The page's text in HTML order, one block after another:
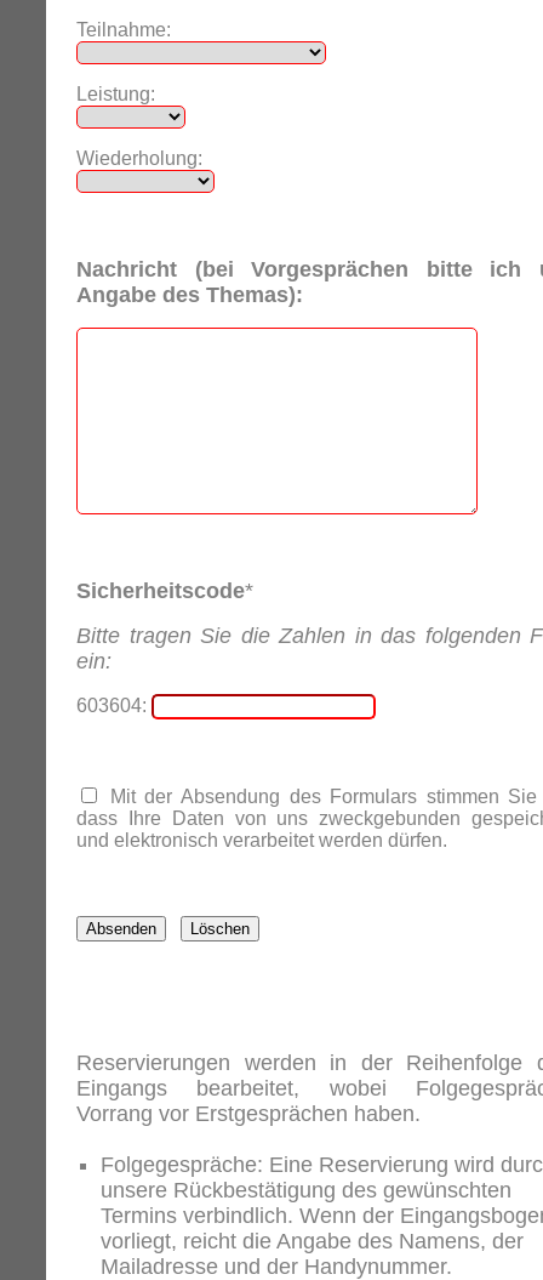
Teilnahme:
Leistung:
Wiederholung:
Nachricht (bei Vorgesprächen bitte ich
Angabe des Themas):
Sicherheitscode*
Bitte tragen Sie die Zahlen in das folgenden
ein:
603604:
Mit der Absendung des Formulars stimmen Sie
dass Ihre Daten von uns zweckgebunden
und elektronisch verarbeitet werden dürfen.
Reservierungen werden in der Reihenfolge
Eingangs bearbeitet, wobei
Vorrang vor Erstgesprächen haben.
Folgegespräche: Eine Reservierung wird
unsere Rückbestätigung des gewünschten
Termins verbindlich. Wenn der
vorliegt, reicht die Angabe des Namens, der
Mailadresse und der Handynummer.